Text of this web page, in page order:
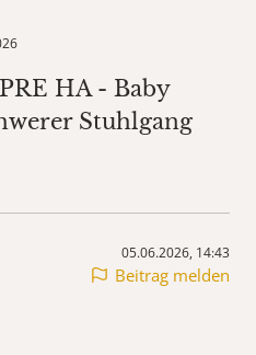
HA - Baby
Stuhlgang
05.06.2026, 14:43
Beitrag melden